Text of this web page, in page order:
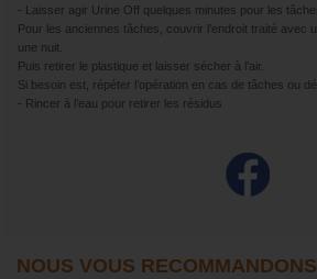
- Laisser agir Urine Off quelques minutes pour les
Pour les anciennes tâches, couvrir l’endroit traité avec
une nuit.
Puis retirer le plastique et laisser sécher à l’air.
Si besoin est, répéter l’opération en cas de tâches ou
- Rincer à l’eau pour retirer les résidus
NOUS VOUS